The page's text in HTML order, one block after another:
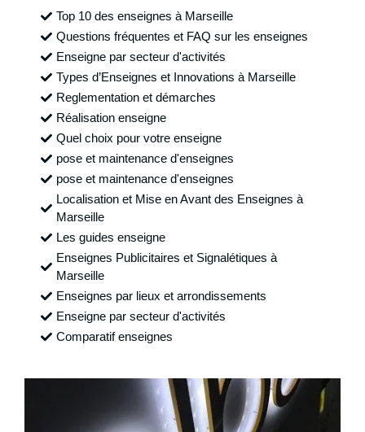
Top 10 des enseignes à Marseille
Questions fréquentes et FAQ sur les enseignes
Enseigne par secteur d'activités
Types d’Enseignes et Innovations à Marseille
Reglementation et démarches
Réalisation enseigne
Quel choix pour votre enseigne
pose et maintenance d'enseignes
pose et maintenance d'enseignes
Localisation et Mise en Avant des Enseignes à
Marseille
Les guides enseigne
Enseignes Publicitaires et Signalétiques à
Marseille
Enseignes par lieux et arrondissements
Enseigne par secteur d'activités
Comparatif enseignes